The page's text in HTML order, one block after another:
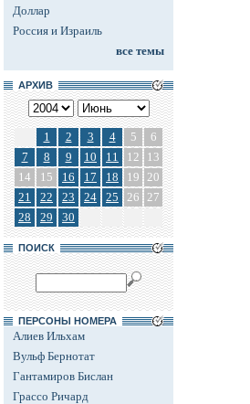
Доллар
Россия и Израиль
все темы
АРХИВ
1 2 3 4 5
6
7
8 9 10 11 12
13
14
15 16 17 18 19 20
21
22 23 24 25 26 27
28
29 30
ПОИСК
ПЕРСОНЫ НОМЕРА
Алиев Ильхам
Вульф Бернотат
Гантамиров Бислан
Грассо Ричард